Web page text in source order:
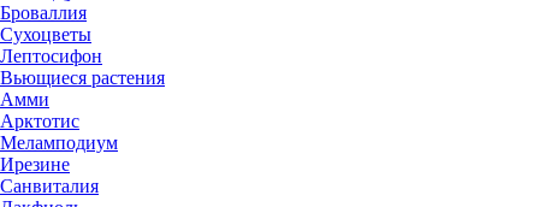
Броваллия
Сухоцветы
Лептосифон
Вьющиеся растения
Амми
Арктотис
Меламподиум
Ирезине
Санвиталия